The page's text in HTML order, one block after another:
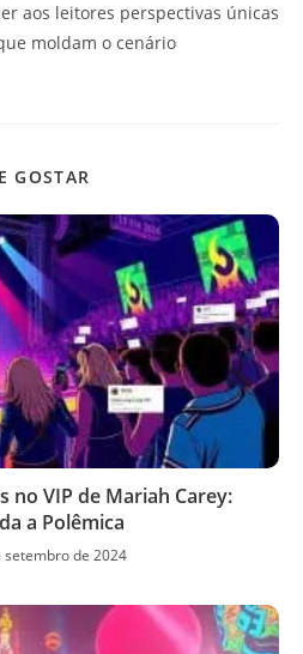
aos leitores perspectivas únicas
moldam o cenário
GOSTAR
no VIP de Mariah Carey:
a Polêmica
setembro de 2024